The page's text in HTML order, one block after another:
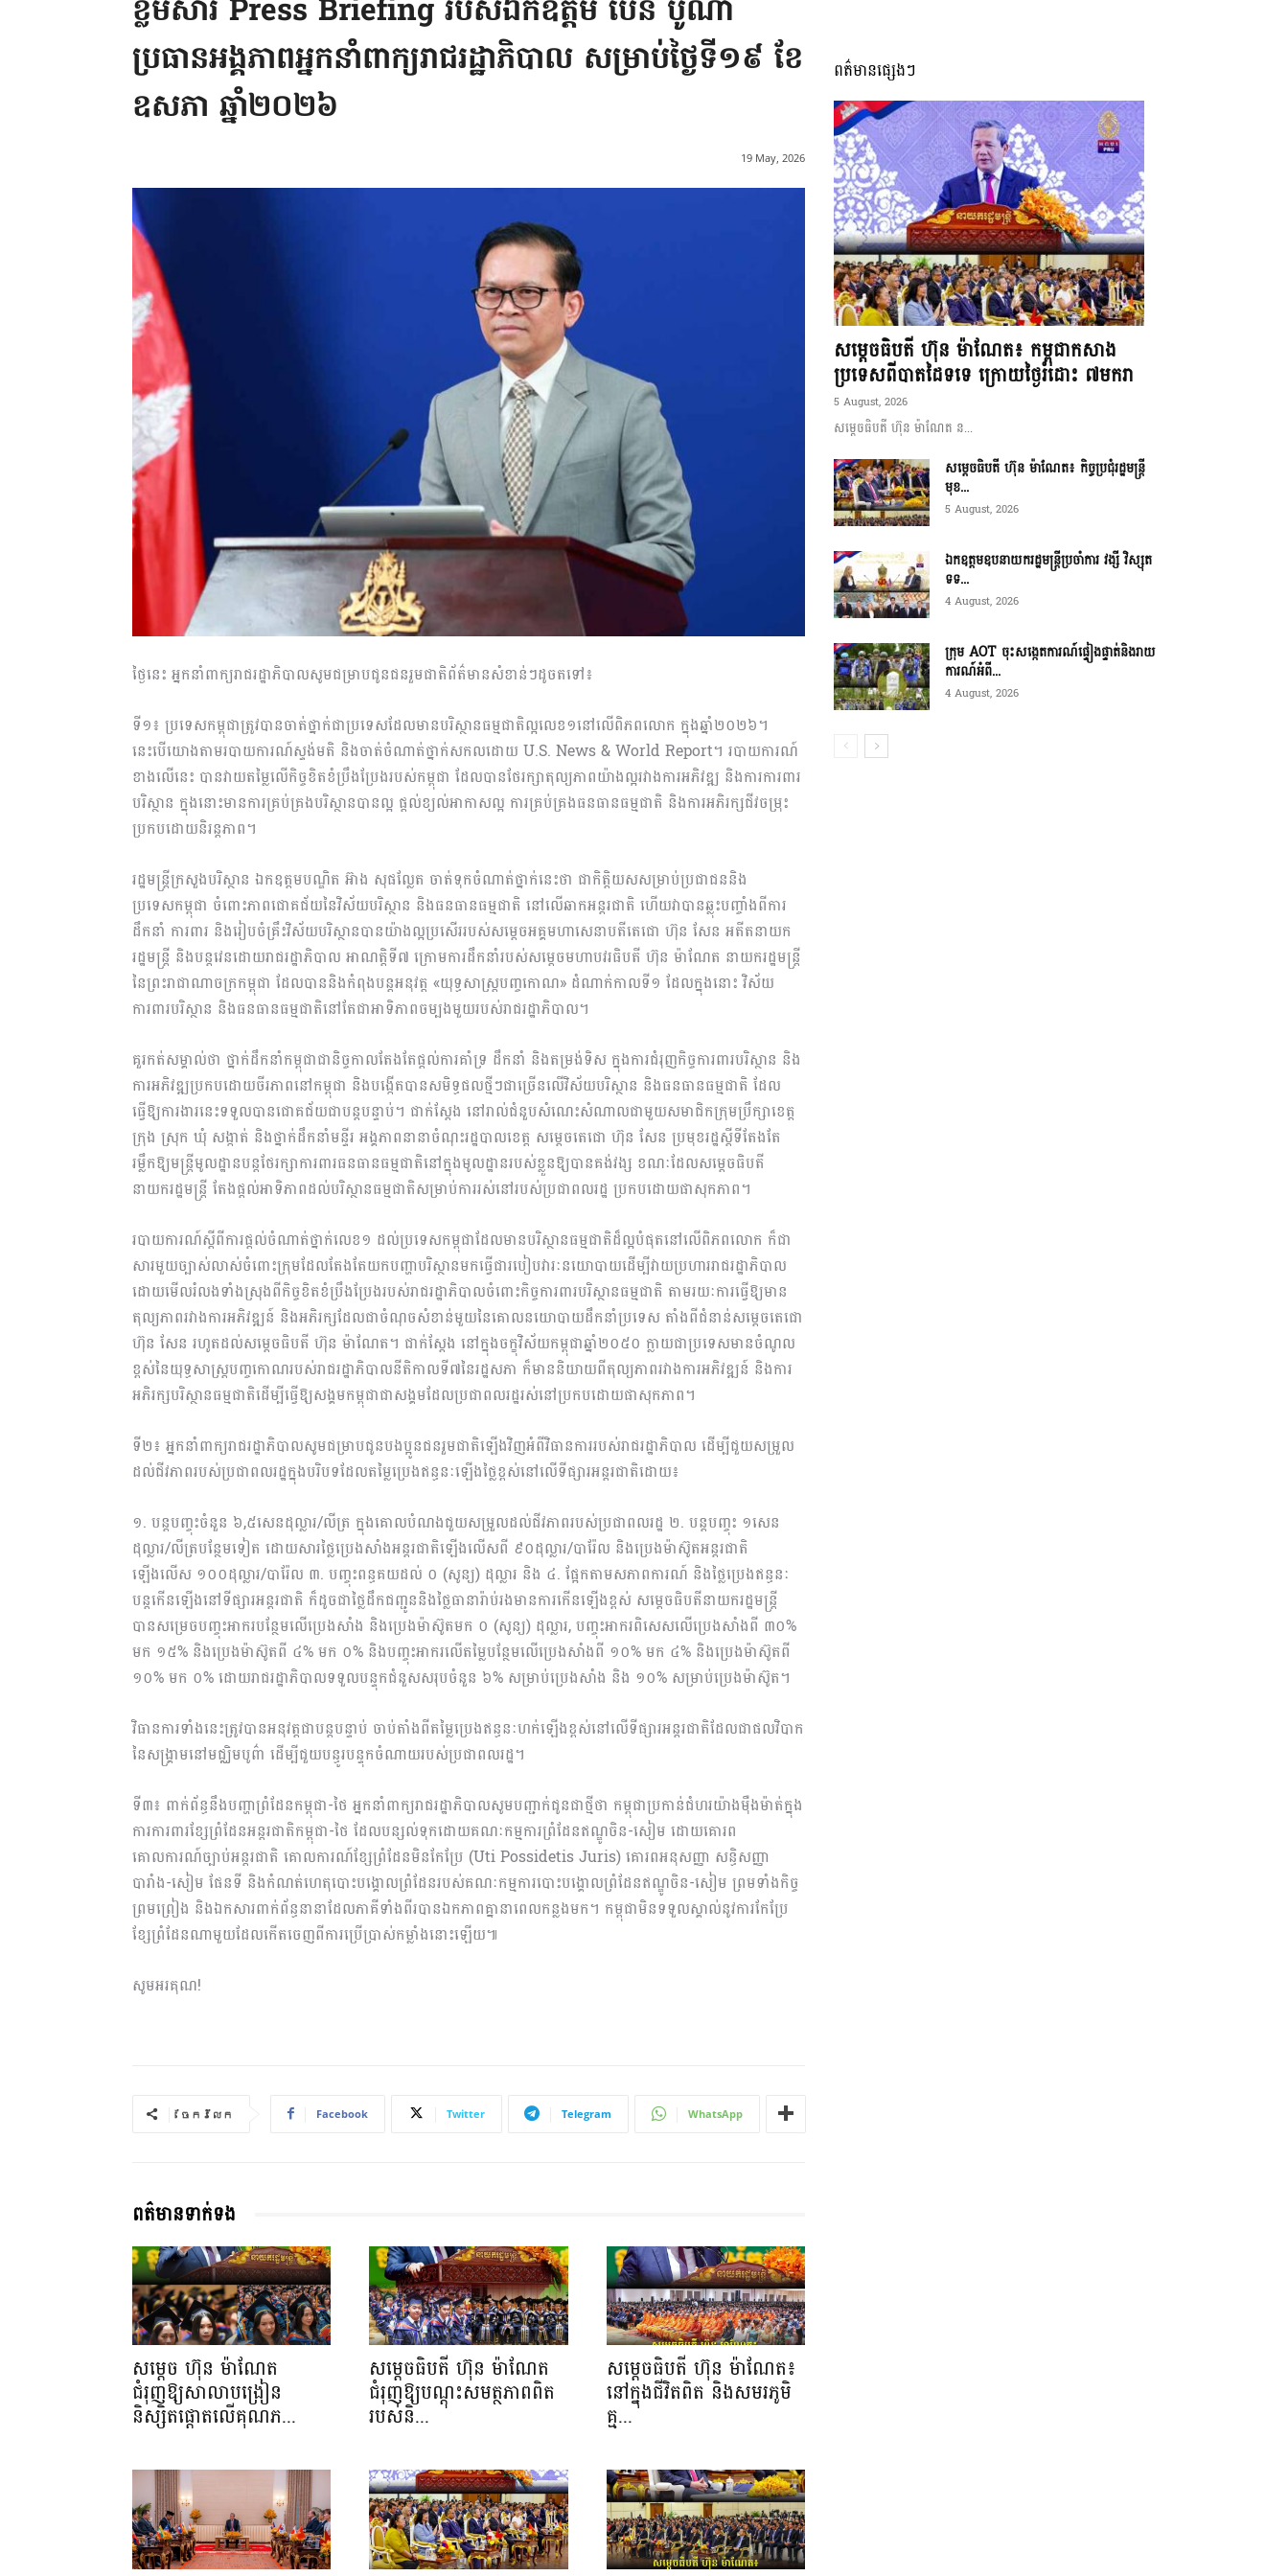
ព័ត៌មាន​
និង
ខ្លឹមសារ Press Briefing របស់ឯកឧត្តម ប៉ែន បូណា
ប្រធានអង្គភាពអ្នកនាំពាក្យរាជរដ្ឋាភិបាល សម្រាប់ថ្ងៃទី១៩ ខែ
ឧសភា ឆ្នាំ២០២៦
19 May, 2026
ថ្ងៃនេះ អ្នកនាំពាក្យរាជរដ្ឋាភិបាលសូមជម្រាបជូនជនរួមជាតិព័ត៌មានសំខាន់ៗដូចតទៅ៖
ទី១៖ ប្រទេសកម្ពុជាត្រូវបានចាត់ថ្នាក់ជាប្រទេសដែលមានបរិស្ថានធម្មជាតិល្អលេខ១នៅលើពិភពលោក ក្នុងឆ្នាំ២០២៦។
នេះបើយោងតាមរបាយការណ៍ស្ទង់មតិ និងចាត់ចំណាត់ថ្នាក់សកលដោយ U.S. News & World Report។ របាយការណ៍
ខាងលើនេះ បានវាយតម្លៃលើកិច្ចខិតខំប្រឹងប្រែងរបស់កម្ពុជា ដែលបានថែរក្សាតុល្យភាពយ៉ាងល្អរវាងការអភិវឌ្ឍ និងការការពារ
បរិស្ថាន ក្នុងនោះមានការគ្រប់គ្រងបរិស្ថានបានល្អ ផ្តល់ខ្យល់អាកាសល្អ ការគ្រប់គ្រងធនធានធម្មជាតិ និងការអភិរក្សជីវចម្រុះ
ប្រកបដោយនិរន្តភាព។
រដ្ឋមន្រ្តីក្រសួងបរិស្ថាន ឯកឧត្តមបណ្ឌិត អ៊ាង សុផល្លែត ចាត់ទុកចំណាត់ថ្នាក់នេះថា ជាកិត្តិយសសម្រាប់ប្រជាជននិង
ប្រទេសកម្ពុជា ចំពោះភាពជោគជ័យនៃវិស័យបរិស្ថាន និងធនធានធម្មជាតិ នៅលើឆាកអន្តរជាតិ ហើយវាបានឆ្លុះបញ្ចាំងពីការ
ដឹកនាំ ការពារ និងរៀបចំគ្រឹះវិស័យបរិស្ថានបានយ៉ាងល្អប្រសើររបស់សម្តេចអគ្គមហាសេនាបតីតេជោ ហ៊ុន សែន អតីតនាយក
រដ្ឋមន្រ្តី និងបន្តវេនដោយរាជរដ្ឋាភិបាល អាណត្តិទី៧ ក្រោមការដឹកនាំរបស់សម្តេចមហាបវរធិបតី ហ៊ុន ម៉ាណែត នាយករដ្ឋមន្រ្តី
នៃព្រះរាជាណាចក្រកម្ពុជា ដែលបាននិងកំពុងបន្តអនុវត្ត «យុទ្ធសាស្ត្របញ្ចកោណ» ដំណាក់កាលទី១ ដែលក្នុងនោះ វិស័យ
ការពារបរិស្ថាន និងធនធានធម្មជាតិនៅតែជាអាទិភាពចម្បងមួយរបស់រាជរដ្ឋាភិបាល។
គួរកត់សម្គាល់ថា ថ្នាក់ដឹកនាំកម្ពុជាជានិច្ចកាលតែងតែផ្តល់ការគាំទ្រ ដឹកនាំ និងតម្រង់ទិស ក្នុងការជំរុញកិច្ចការពារបរិស្ថាន និង
ការអភិវឌ្ឍប្រកបដោយចីរភាពនៅកម្ពុជា និងបង្កើតបានសមិទ្ធផលថ្មីៗជាច្រើនលើវិស័យបរិស្ថាន និងធនធានធម្មជាតិ ដែល
ធ្វើឱ្យការងារនេះទទួលបានជោគជ័យជាបន្តបន្ទាប់។ ជាក់ស្តែង នៅរាល់ជំនួបសំណេះសំណាលជាមួយសមាជិកក្រុមប្រឹក្សាខេត្ត
ក្រុង ស្រុក ឃុំ សង្កាត់ និងថ្នាក់ដឹកនាំមន្ទីរ អង្គភាពនានាចំណុះរដ្ឋបាលខេត្ត សម្តេចតេជោ ហ៊ុន សែន ប្រមុខរដ្ឋស្តីទីតែងតែ
រម្លឹកឱ្យមន្ត្រីមូលដ្ឋានបន្តថែរក្សាការពារធនធានធម្មជាតិនៅក្នុងមូលដ្ឋានរបស់ខ្លួនឱ្យបានគង់វង្ស ខណៈដែលសម្តេចធិបតី
នាយករដ្ឋមន្ត្រី តែងផ្តល់អាទិភាពដល់បរិស្ថានធម្មជាតិសម្រាប់ការរស់នៅរបស់ប្រជាពលរដ្ឋ ប្រកបដោយផាសុកភាព។
របាយការណ៍ស្តីពីការផ្តល់ចំណាត់ថ្នាក់លេខ១ ដល់ប្រទេសកម្ពុជាដែលមានបរិស្ថានធម្មជាតិដ៏ល្អបំផុតនៅលើពិភពលោក ក៏ជា
សារមួយច្បាស់លាស់ចំពោះក្រុមដែលតែងតែយកបញ្ហាបរិស្ថានមកធ្វើជារបៀបវារៈនយោបាយដើម្បីវាយប្រហាររាជរដ្ឋាភិបាល
ដោយមើលរំលងទាំងស្រុងពីកិច្ចខិតខំប្រឹងប្រែងរបស់រាជរដ្ឋាភិបាលចំពោះកិច្ចការពារបរិស្ថានធម្មជាតិ តាមរយៈការធ្វើឱ្យមាន
តុល្យភាពរវាងការអភិវឌ្ឍន៍ និងអភិរក្សដែលជាចំណុចសំខាន់មួយនៃគោលនយោបាយដឹកនាំប្រទេស តាំងពីជំនាន់សម្តេចតេជោ
ហ៊ុន សែន រហូតដល់សម្តេចធិបតី ហ៊ុន ម៉ាណែត។ ជាក់ស្តែង នៅក្នុងចក្ខុវិស័យកម្ពុជាឆ្នាំ២០៥០ ក្លាយជាប្រទេសមានចំណូល
ខ្ពស់នៃយុទ្ធសាស្ត្របញ្ចកោណរបស់រាជរដ្ឋាភិបាលនីតិកាលទី៧នៃរដ្ឋសភា ក៏មាននិយាយពីតុល្យភាពរវាងការអភិវឌ្ឍន៍ និងការ
អភិរក្សបរិស្ថានធម្មជាតិដើម្បីធ្វើឱ្យសង្គមកម្ពុជាជាសង្គមដែលប្រជាពលរដ្ឋរស់នៅប្រកបដោយផាសុកភាព។
ទី២៖ អ្នកនាំពាក្យរាជរដ្ឋាភិបាលសូមជម្រាបជូនបងប្អូនជនរួមជាតិឡើងវិញអំពីវិធានការរបស់រាជរដ្ឋាភិបាល ដើម្បីជួយសម្រួល
ដល់ជីវភាពរបស់ប្រជាពលរដ្ឋក្នុងបរិបទដែលតម្លៃប្រេងឥន្ធនៈឡើងថ្លៃខ្ពស់នៅលើទីផ្សារអន្តរជាតិដោយ៖
១. បន្តបញ្ចុះចំនួន ៦,៥សេនដុល្លារ/លីត្រ ក្នុងគោលបំណងជួយសម្រួលដល់ជីវភាពរបស់ប្រជាពលរដ្ឋ ២. បន្តបញ្ចុះ ១សេន
ដុល្លារ/លីត្របន្ថែមទៀត ដោយសារថ្លៃប្រេងសាំងអន្តរជាតិឡើងលើសពី ៩០ដុល្លារ/បារ៉ែល និងប្រេងម៉ាស៊ូតអន្តរជាតិ
ឡើងលើស ១០០ដុល្លារ/បារ៉ែល ៣. បញ្ចុះពន្ធគយដល់ ០ (សូន្យ) ដុល្លារ និង ៤. ផ្អែកតាមសភាពការណ៍ និងថ្លៃប្រេងឥន្ធនៈ
បន្តកើនឡើងនៅទីផ្សារអន្តរជាតិ ក៏ដូចជាថ្លៃដឹកជញ្ជូននិងថ្លៃធានារ៉ាប់រងមានការកើនឡើងខ្ពស់ សម្តេចធិបតីនាយករដ្ឋមន្ត្រី
បានសម្រេចបញ្ចុះអាករបន្ថែមលើប្រេងសាំង និងប្រេងម៉ាស៊ូតមក ០ (សូន្យ) ដុល្លារ, បញ្ចុះអាករពិសេសលើប្រេងសាំងពី ៣០%
មក ១៥% និងប្រេងម៉ាស៊ូតពី ៤% មក ០% និងបញ្ចុះអាករលើតម្លៃបន្ថែមលើប្រេងសាំងពី ១០% មក ៤% និងប្រេងម៉ាស៊ូតពី
១០% មក ០% ដោយរាជរដ្ឋាភិបាលទទួលបន្ទុកជំនួសសរុបចំនួន ៦% សម្រាប់ប្រេងសាំង និង ១០% សម្រាប់ប្រេងម៉ាស៊ូត។
វិធានការទាំងនេះត្រូវបានអនុវត្តជាបន្តបន្ទាប់ ចាប់តាំងពីតម្លៃប្រេងឥន្ធនៈហក់ឡើងខ្ពស់នៅលើទីផ្សារអន្តរជាតិដែលជាផលវិបាក
នៃសង្គ្រាមនៅមជ្ឈិមបូព៌ា ដើម្បីជួយបន្ធូរបន្ទុកចំណាយរបស់ប្រជាពលរដ្ឋ។
ទី៣៖ ពាក់ព័ន្ធនឹងបញ្ហាព្រំដែនកម្ពុជា-ថៃ អ្នកនាំពាក្យរាជរដ្ឋាភិបាលសូមបញ្ជាក់ជូនជាថ្មីថា កម្ពុជាប្រកាន់ជំហរយ៉ាងម៉ឺងម៉ាត់ក្នុង
ការការពារខ្សែព្រំដែនអន្តរជាតិកម្ពុជា-ថៃ ដែលបន្សល់ទុកដោយគណៈកម្មការព្រំដែនឥណ្ឌូចិន-សៀម ដោយគោរព
គោលការណ៍ច្បាប់អន្តរជាតិ គោលការណ៍ខ្សែព្រំដែនមិនកែប្រែ (Uti Possidetis Juris) គោរពអនុសញ្ញា សន្ធិសញ្ញា
បារាំង-សៀម ផែនទី និងកំណត់ហេតុបោះបង្គោលព្រំដែនរបស់គណៈកម្មការបោះបង្គោលព្រំដែនឥណ្ឌូចិន-សៀម ព្រមទាំងកិច្ច
ព្រមព្រៀង និងឯកសារពាក់ព័ន្ធនានាដែលភាគីទាំងពីរបានឯកភាពគ្នានាពេលកន្លងមក។ កម្ពុជាមិនទទួលស្គាល់នូវការកែប្រែ
ខ្សែព្រំដែនណាមួយដែលកើតចេញពីការប្រើប្រាស់កម្លាំងនោះឡើយ៕
សូមអរគុណ!
ចែករំលែក Facebook Twitter Telegram WhatsApp
ពត៌មានទាក់ទង
សម្តេច ហ៊ុន ម៉ាណែត
ជំរុញឱ្យសាលាបង្រៀន
និស្សិតផ្តោតលើគុណភ...
សម្តេចធិបតី ហ៊ុន ម៉ាណែត
ជំរុញឱ្យបណ្តុះសមត្ថភាពពិត
របស់និ...
សម្តេចធិបតី ហ៊ុន ម៉ាណែត៖
នៅក្នុងជីវិតពិត និងសមរភូមិ
គ្ម...
ពត៌មានផ្សេងៗ
សម្ដេចធិបតី ហ៊ុន ម៉ាណែត៖ កម្ពុជាកសាង
ប្រទេសពីបាតដៃទទេ ក្រោយថ្ងៃរំដោះ ៧មករា
5 August, 2026
សម្ដេចធិបតី ហ៊ុន ម៉ាណែត ន...
សម្ដេចធិបតី ហ៊ុន ម៉ាណែត៖ កិច្ចប្រជុំរដ្ឋមន្ត្រី
មុខ...
5 August, 2026
ឯកឧត្តមឧបនាយករដ្ឋមន្ត្រីប្រចាំការ វង្សី វិស្សុត
ទទ...
4 August, 2026
ក្រុម AOT ចុះសង្កេតការណ៍ផ្ទៀងផ្ទាត់និងរាយ
ការណ៍អំពី...
4 August, 2026